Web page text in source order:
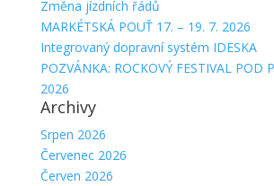
Změna jízdních řádů
MARKÉTSKÁ POUŤ 17. – 19. 7. 2026
Integrovaný dopravní systém IDESKA
POZVÁNKA: ROCKOVÝ FESTIVAL POD
2026
Archivy
Srpen 2026
Červenec 2026
Červen 2026